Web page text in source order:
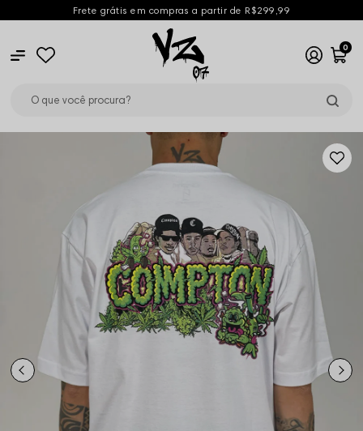
Frete grátis em compras a partir de R$299,99
0